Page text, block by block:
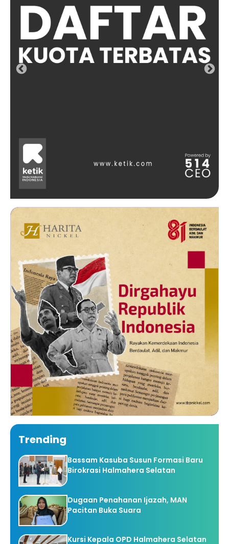
Trending
Bassam Kasuba Susun Formasi Baru
Birokrasi Halmahera Selatan
Dugaan Penahanan Ijazah, MAN
Pacitan Buka Suara
Kursi Kepala OPD Halmahera Selatan